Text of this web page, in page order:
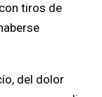
tiros de
del dolor